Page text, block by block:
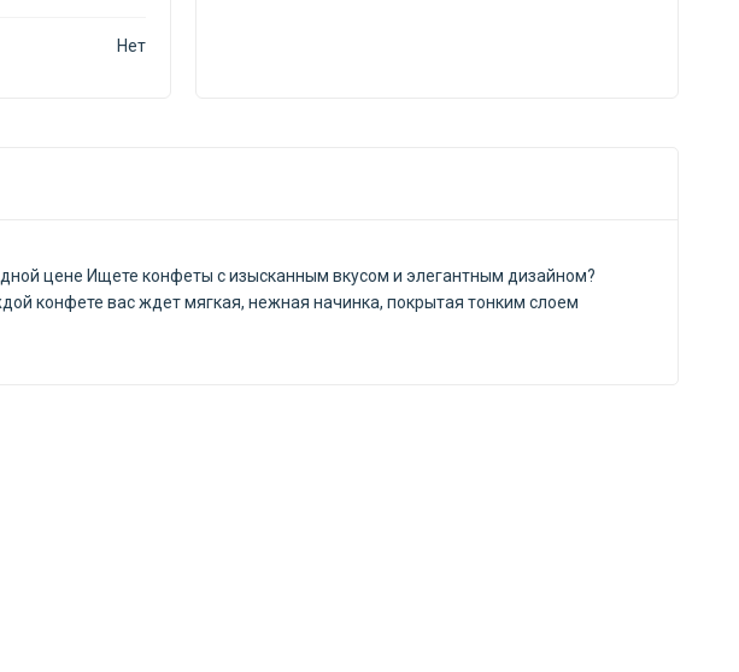
Нет
цене Ищете конфеты с изысканным вкусом и элегантным дизайном?
конфете вас ждет мягкая, нежная начинка, покрытая тонким слоем